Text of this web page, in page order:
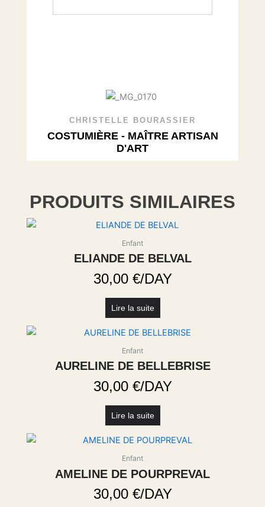
CHRISTELLE BOURASSIER
COSTUMIÈRE - MAÎTRE ARTISAN
D'ART
PRODUITS SIMILAIRES
Enfant
ELIANDE DE BELVAL
30,00 €/DAY
Lire la suite
Enfant
AURELINE DE BELLEBRISE
30,00 €/DAY
Lire la suite
Enfant
AMELINE DE POURPREVAL
30,00 €/DAY